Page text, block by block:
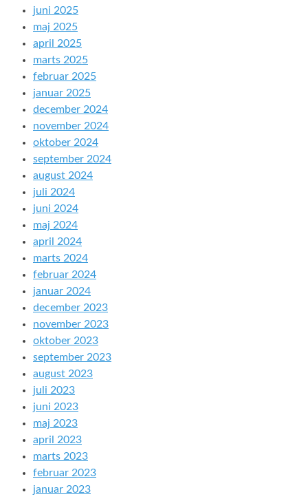
juni 2025
maj 2025
april 2025
marts 2025
februar 2025
januar 2025
december 2024
november 2024
oktober 2024
september 2024
august 2024
juli 2024
juni 2024
maj 2024
april 2024
marts 2024
februar 2024
januar 2024
december 2023
november 2023
oktober 2023
september 2023
august 2023
juli 2023
juni 2023
maj 2023
april 2023
marts 2023
februar 2023
januar 2023